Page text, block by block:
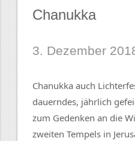
Chanukka
3. Dezember
Chanukka auch
dauerndes, jährlich
zum Gedenken an die
zweiten Tempels in